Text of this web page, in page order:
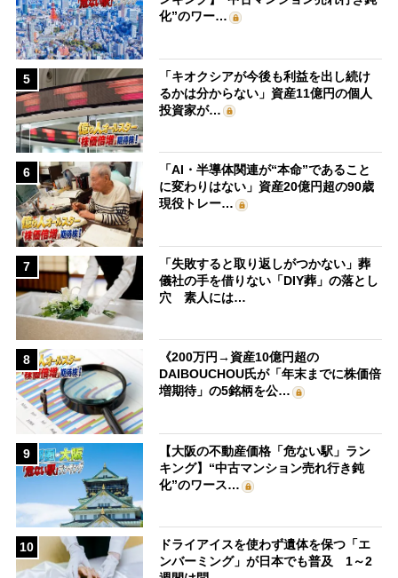
化”のワー…
5
「キオクシアが今後も利益を出し続け
るかは分からない」資産11億円の個人
投資家が…
6
「AI・半導体関連が“本命”であること
に変わりはない」資産20億円超の90歳
現役トレー…
7
「失敗すると取り返しがつかない」葬
儀社の手を借りない「DIY葬」の落とし
穴 素人には…
8
《200万円→資産10億円超の
DAIBOUCHOU氏が「年末までに株価倍
増期待」の5銘柄を公…
9
【大阪の不動産価格「危ない駅」ラン
キング】“中古マンション売れ行き鈍
化”のワース…
10
ドライアイスを使わず遺体を保つ「エ
ンバーミング」が日本でも普及 1～2